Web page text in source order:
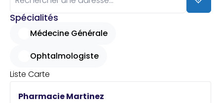
Pharmacien
Connexion
Praticien ?
Spécialités
Médecine Générale
Ophtalmologiste
Liste Carte
Pharmacie Martinez